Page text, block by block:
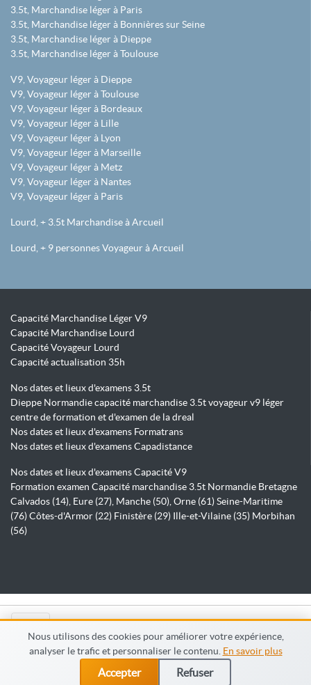
Nous utilisons des cookies pour améliorer votre expérience,
analyser le trafic et personnaliser le contenu. En savoir plus
Accepter Refuser
3.5t, Marchandise léger à Paris
3.5t, Marchandise léger à Bonnières sur Seine
3.5t, Marchandise léger à Dieppe
3.5t, Marchandise léger à Toulouse
V9, Voyageur léger à Dieppe
V9, Voyageur léger à Toulouse
V9, Voyageur léger à Bordeaux
V9, Voyageur léger à Lille
V9, Voyageur léger à Lyon
V9, Voyageur léger à Marseille
V9, Voyageur léger à Metz
V9, Voyageur léger à Nantes
V9, Voyageur léger à Paris
Lourd, + 3.5t Marchandise à Arcueil
Lourd, + 9 personnes Voyageur à Arcueil
Capacité Marchandise Léger V9
Capacité Marchandise Lourd
Capacité Voyageur Lourd
Capacité actualisation 35h
Nos dates et lieux d'examens 3.5t
Dieppe Normandie capacité marchandise 3.5t voyageur v9 léger
centre de formation et d'examen de la dreal
Nos dates et lieux d'examens Formatrans
Nos dates et lieux d'examens Capadistance
Nos dates et lieux d'examens Capacité V9
Formation examen Capacité marchandise 3.5t Normandie Bretagne
Calvados (14), Eure (27), Manche (50), Orne (61) Seine-Maritime
(76) Côtes-d'Armor (22) Finistère (29) Ille-et-Vilaine (35) Morbihan
(56)
© Capadistance.fr 2026